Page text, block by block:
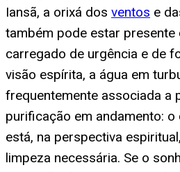
Iansã, a orixá dos ventos e
também pode estar presente
carregado de urgência e de
visão espírita, a água em
frequentemente associada a
purificação em andamento:
está, na perspectiva
limpeza necessária. Se o